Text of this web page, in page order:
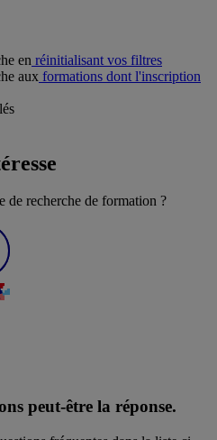
en réinitialisant vos filtres
aux formations dont l'inscription
de recherche de formation ?
peut-être la réponse.